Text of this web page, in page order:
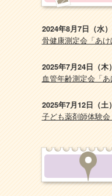
2024年8月7日（水）
骨健康測定会「あけ
2025年7月24日（木）
血管年齢測定会「あ
2025年7月12日（土）
子ども薬剤師体験会